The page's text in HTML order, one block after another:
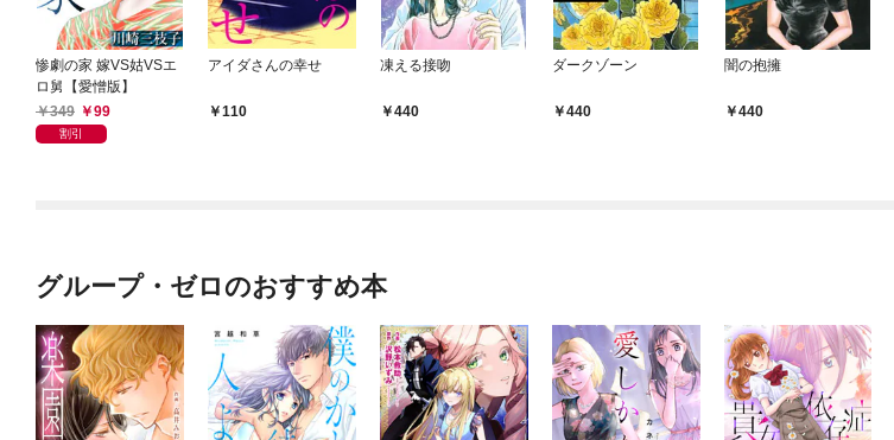
惨劇の家 嫁VS姑VSエ
ロ舅【愛憎版】
349
99
割引
アイダさんの幸せ
110
凍える接吻
440
ダークゾーン
440
闇の抱擁
440
グループ・ゼロのおすすめ本